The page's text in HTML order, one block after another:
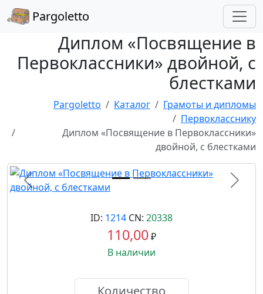
Pargoletto
Диплом «Посвящение в
Первоклассники» двойной, с
блестками
Pargoletto Каталог
Грамоты и дипломы
Первокласснику
Диплом «Посвящение в Первоклассники»
двойной, с блестками
Назад
ID: 1214 CN: 20338
110,00₽
В наличии